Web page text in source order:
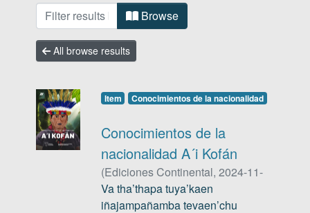
Browse
All browse results
Item Conocimientos de la nacionalidad
Conocimientos de la
nacionalidad A´i Kofán
(Ediciones Continental, 2024-11-
07)Medardo Ortiz
Va tha’thapa tuya’kaen
iñajampañamba tevaen’chu